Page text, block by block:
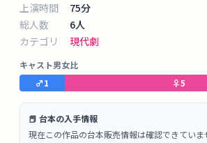
タ
ベ
ス
掲
示
上演時間
75分
総人数
6人
カテゴリ
現代劇
キャスト男女比
♂1 ♀5
📕 台本の入手情報
現在この作品の台本販売情報は確認できてい